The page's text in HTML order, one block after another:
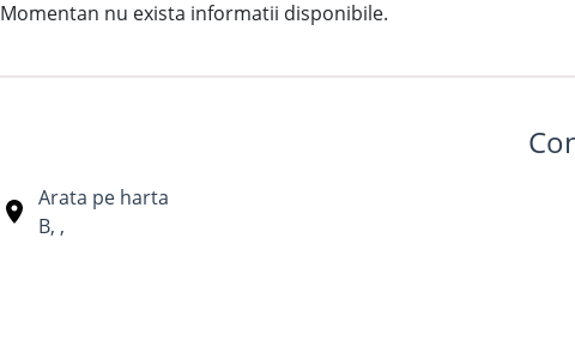
Momentan nu exista informatii disponibile.
Arata pe harta
B, ,